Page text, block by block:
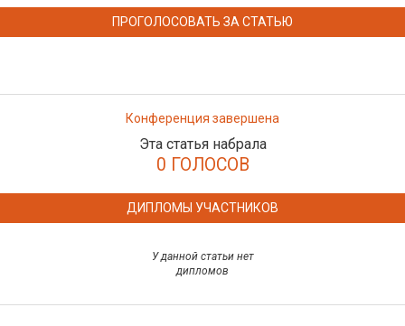
ПРОГОЛОСОВАТЬ ЗА СТАТЬЮ
Конференция завершена
Эта статья набрала
0 ГОЛОСОВ
ДИПЛОМЫ УЧАСТНИКОВ
У данной статьи нет
дипломов